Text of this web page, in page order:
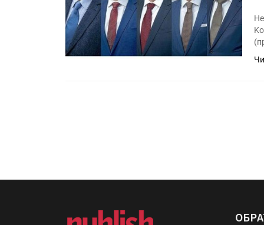
«Дубль В» расширяет
фольги для горячего
УФ-принтер Mimaki